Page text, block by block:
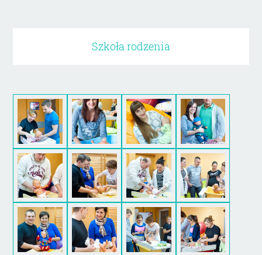
Szkoła rodzenia